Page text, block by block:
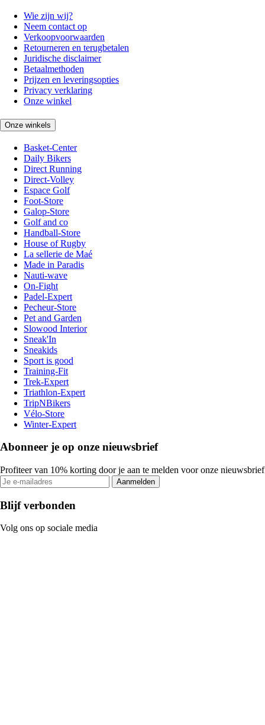
Wie zijn wij?
Neem contact op
Verkoopvoorwaarden
Retourneren en terugbetalen
Juridische disclaimer
Betaalmethoden
Prijzen en leveringsopties
Privacy verklaring
Onze winkel
Onze winkels
Basket-Center
Daily Bikers
Direct Running
Direct-Volley
Espace Golf
Foot-Store
Galop-Store
Golf and co
Handball-Store
House of Rugby
La sellerie de Maé
Made in Paradis
Nauti-wave
On-Fight
Padel-Expert
Pecheur-Store
Pet and Garden
Slowood Interior
Sneak'In
Sneakids
Sport is good
Training-Fit
Trek-Expert
Triathlon-Expert
TripNBikers
Vélo-Store
Winter-Expert
Abonneer je op onze nieuwsbrief
Profiteer van 10% korting door je aan te melden voor onze nieuwsbrief
Aanmelden
Blijf verbonden
Volg ons op sociale media